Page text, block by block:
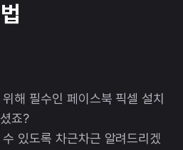
해 필수인 페이스북 픽셀 설치
죠?
있도록 차근차근 알려드리겠